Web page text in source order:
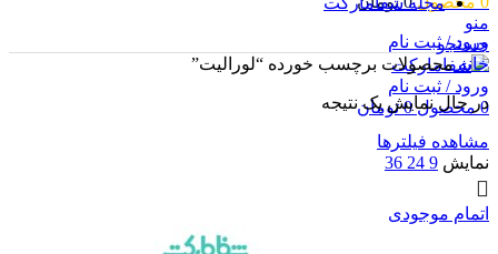
منو
جستجو
ورود / ثبت نام
0 محصول 0 تومان
ورود / ثبت نام
خانهمحصولات برچسب خورده “لورالیت”
در حال نمایش یک نتیجه
مشاهده فیلترها
نمایش 9
24
36
اتمام موجودی